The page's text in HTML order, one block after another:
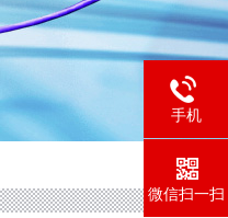
手机
微信扫一扫